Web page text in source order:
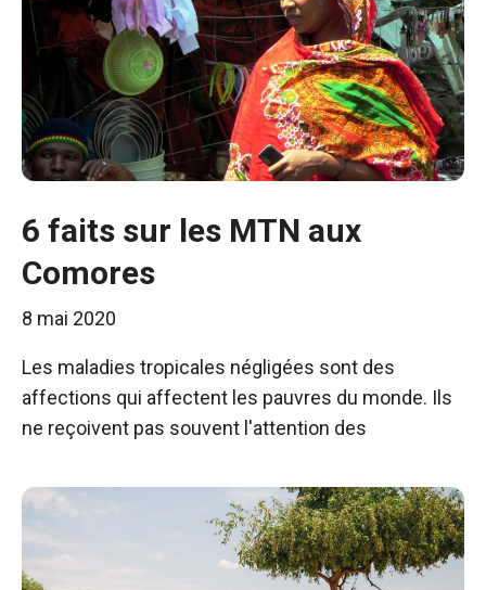
6 faits sur les MTN aux
Comores
8 mai 2020
Les maladies tropicales négligées sont des
affections qui affectent les pauvres du monde. Ils
ne reçoivent pas souvent l'attention des